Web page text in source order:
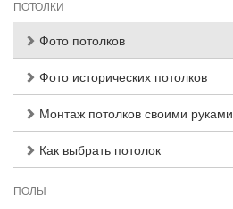
ПОТОЛКИ
Фото потолков
Фото исторических потолков
Монтаж потолков своими руками
Как выбрать потолок
ПОЛЫ